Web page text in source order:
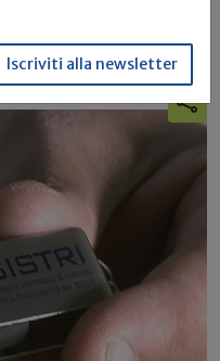
Iscriviti alla newsletter